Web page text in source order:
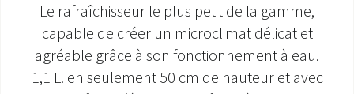
SAV ET GARANTIE
DOCUMENTATIONS
Le rafraîchisseur le plus petit de la gamme,
capable de créer un microclimat délicat et
agréable grâce à son fonctionnement à eau.
1,1 L. en seulement 50 cm de hauteur et avec